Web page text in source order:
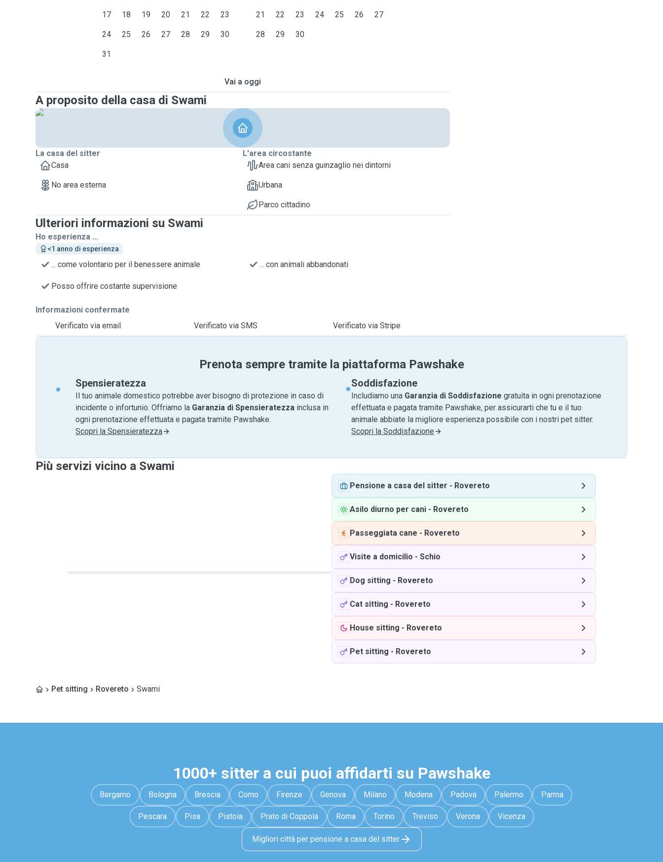
17 18 19 20 21 22 23
24 25 26 27 28 29 30
31
21 22 23 24 25 26 27
28 29 30
Vai a oggi
A proposito della casa di Swami
La casa del sitter
Casa
No area esterna
L'area circostante
Area cani senza guinzaglio nei dintorni
Urbana
Parco cittadino
Ulteriori informazioni su Swami
Ho esperienza ...
<1 anno di esperienza
... come volontario per il benessere animale ... con animali abbandonati
Posso offrire costante supervisione
Informazioni confermate
Verificato via email
Verificato via SMS Verificato via Stripe
Prenota sempre tramite la piattaforma Pawshake
Spensieratezza
Il tuo animale domestico potrebbe aver bisogno di protezione in caso di
incidente o infortunio. Offriamo la Garanzia di Spensieratezza inclusa in
ogni prenotazione effettuata e pagata tramite Pawshake.
Scopri la Spensieratezza
Soddisfazione
Includiamo una Garanzia di Soddisfazione gratuita in ogni prenotazione
effettuata e pagata tramite Pawshake, per assicurarti che tu e il tuo
animale abbiate la migliore esperienza possibile con i nostri pet sitter.
Scopri la Soddisfazione
Più servizi vicino a Swami
Pensione a casa del sitter - Rovereto
Asilo diurno per cani - Rovereto
Passeggiata cane - Rovereto
Visite a domicilio - Schio
Dog sitting - Rovereto
Cat sitting - Rovereto
House sitting - Rovereto
Pet sitting - Rovereto
Pet sitting Rovereto Swami
1000+ sitter a cui puoi affidarti su Pawshake
Bergamo Bologna Brescia Como Firenze Genova Milano Modena Padova Palermo Parma
Pescara Pisa Pistoia Prato di Coppola Roma Torino Treviso Verona Vicenza
Migliori città per pensione a casa del sitter